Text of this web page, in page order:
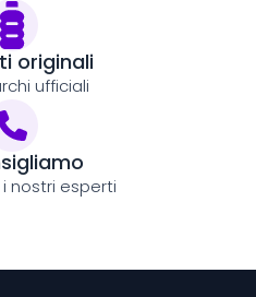
originali
ufficiali
nostri esperti